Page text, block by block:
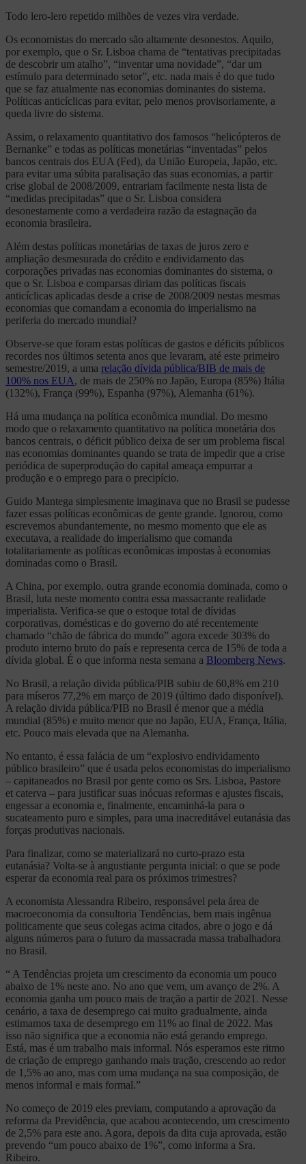
Todo lero-lero repetido milhões de vezes vira verdade.
Os economistas do mercado são altamente desonestos. Aquilo,
por exemplo, que o Sr. Lisboa chama de “tentativas precipitadas
de descobrir um atalho”, “inventar uma novidade”, “dar um
estímulo para determinado setor”, etc. nada mais é do que tudo
que se faz atualmente nas economias dominantes do sistema.
Políticas anticíclicas para evitar, pelo menos provisoriamente, a
queda livre do sistema.
Assim, o relaxamento quantitativo dos famosos “helicópteros de
Bernanke” e todas as políticas monetárias “inventadas” pelos
bancos centrais dos EUA (Fed), da União Europeia, Japão, etc.
para evitar uma súbita paralisação das suas economias, a partir
crise global de 2008/2009, entrariam facilmente nesta lista de
“medidas precipitadas” que o Sr. Lisboa considera
desonestamente como a verdadeira razão da estagnação da
economia brasileira.
Além destas políticas monetárias de taxas de juros zero e
ampliação desmesurada do crédito e endividamento das
corporações privadas nas economias dominantes do sistema, o
que o Sr. Lisboa e comparsas diriam das políticas fiscais
anticíclicas aplicadas desde a crise de 2008/2009 nestas mesmas
economias que comandam a economia do imperialismo na
periferia do mercado mundial?
Observe-se que foram estas políticas de gastos e déficits públicos
recordes nos últimos setenta anos que levaram, até este primeiro
semestre/2019, a uma relação dívida pública/BIB de mais de
100% nos EUA, de mais de 250% no Japão, Europa (85%) Itália
(132%), França (99%), Espanha (97%), Alemanha (61%).
Há uma mudança na política econômica mundial. Do mesmo
modo que o relaxamento quantitativo na política monetária dos
bancos centrais, o déficit público deixa de ser um problema fiscal
nas economias dominantes quando se trata de impedir que a crise
periódica de superprodução do capital ameaça empurrar a
produção e o emprego para o precipício.
Guido Mantega simplesmente imaginava que no Brasil se pudesse
fazer essas políticas econômicas de gente grande. Ignorou, como
escrevemos abundantemente, no mesmo momento que ele as
executava, a realidade do imperialismo que comanda
totalitariamente as políticas econômicas impostas à economias
dominadas como o Brasil.
A China, por exemplo, outra grande economia dominada, como o
Brasil, luta neste momento contra essa massacrante realidade
imperialista. Verifica-se que o estoque total de dívidas
corporativas, domésticas e do governo do até recentemente
chamado “chão de fábrica do mundo” agora excede 303% do
produto interno bruto do país e representa cerca de 15% de toda a
dívida global. É o que informa nesta semana a Bloomberg News.
No Brasil, a relação divida pública/PIB subiu de 60,8% em 210
para míseros 77,2% em março de 2019 (último dado disponível).
A relação divida pública/PIB no Brasil é menor que a média
mundial (85%) e muito menor que no Japão, EUA, França, Itália,
etc. Pouco mais elevada que na Alemanha.
No entanto, é essa falácia de um “explosivo endividamento
público brasileiro” que é usada pelos economistas do imperialismo
– capitaneados no Brasil por gente como os Srs. Lisboa, Pastore
et caterva – para justificar suas inócuas reformas e ajustes fiscais,
engessar a economia e, finalmente, encaminhá-la para o
sucateamento puro e simples, para uma inacreditável eutanásia das
forças produtivas nacionais.
Para finalizar, como se materializará no curto-prazo esta
eutanásia? Volta-se à angustiante pergunta inicial: o que se pode
esperar da economia real para os próximos trimestres?
A economista Alessandra Ribeiro, responsável pela área de
macroeconomia da consultoria Tendências, bem mais ingênua
politicamente que seus colegas acima citados, abre o jogo e dá
alguns números para o futuro da massacrada massa trabalhadora
no Brasil.
“ A Tendências projeta um crescimento da economia um pouco
abaixo de 1% neste ano. No ano que vem, um avanço de 2%. A
economia ganha um pouco mais de tração a partir de 2021. Nesse
cenário, a taxa de desemprego cai muito gradualmente, ainda
estimamos taxa de desemprego em 11% ao final de 2022. Mas
isso não significa que a economia não está gerando emprego.
Está, mas é um trabalho mais informal. Nós esperamos este ritmo
de criação de emprego ganhando mais tração, crescendo ao redor
de 1,5% ao ano, mas com uma mudança na sua composição, de
menos informal e mais formal.”
No começo de 2019 eles previam, computando a aprovação da
reforma da Previdência, que acabou acontecendo, um crescimento
de 2,5% para este ano. Agora, depois da dita cuja aprovada, estão
prevendo “um pouco abaixo de 1%”, como informa a Sra.
Ribeiro.